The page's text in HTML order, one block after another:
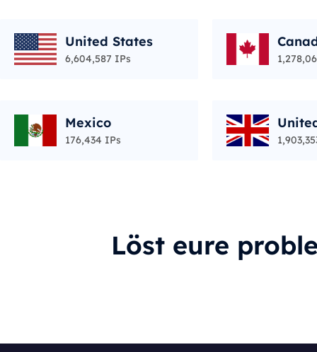
United States
6,604,587 IPs
Mexico
176,434 IPs
Löst eure